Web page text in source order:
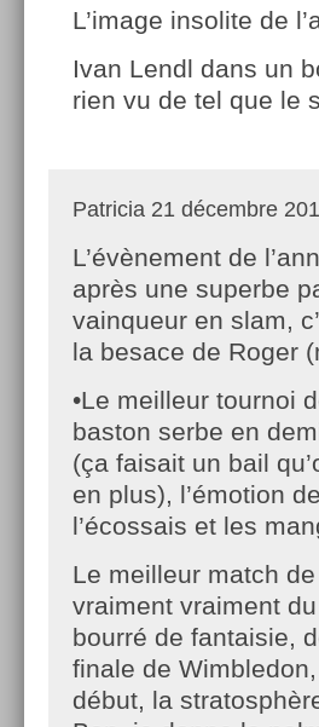
L’image in­solite de
Ivan Lendl dans un
rien vu de tel que le
Patricia 21 décembre
L’évènement de
après une superbe
vainqueur en slam,
la besace de Roger
•Le meilleur tournoi
baston serbe en
(ça faisait un bail
en plus), l’émotion
l’écossais et les
Le meilleur match
vraiment vraiment
bourré de fantaisie,
finale de
début, la